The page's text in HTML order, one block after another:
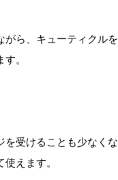
がら、キューティクルを
。
を受けることも少なくな
えます。